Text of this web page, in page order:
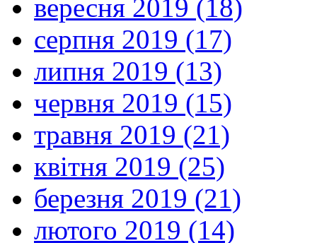
вересня 2019 (18)
серпня 2019 (17)
липня 2019 (13)
червня 2019 (15)
травня 2019 (21)
квітня 2019 (25)
березня 2019 (21)
лютого 2019 (14)